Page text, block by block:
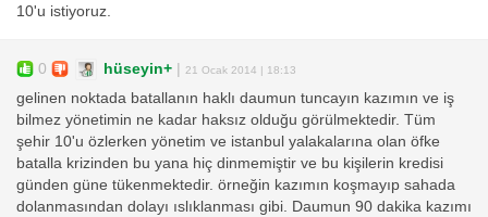
10'u istiyoruz.
0 hüseyin+ | 21 Ocak 2014 | 18:13
gelinen noktada batallanın haklı daumun tuncayın kazımın ve iş
bilmez yönetimin ne kadar haksız olduğu görülmektedir. Tüm
şehir 10'u özlerken yönetim ve istanbul yalakalarına olan öfke
batalla krizinden bu yana hiç dinmemiştir ve bu kişilerin kredisi
günden güne tükenmektedir. örneğin kazımın koşmayıp sahada
dolanmasından dolayı ıslıklanması gibi. Daumun 90 dakika kazımı